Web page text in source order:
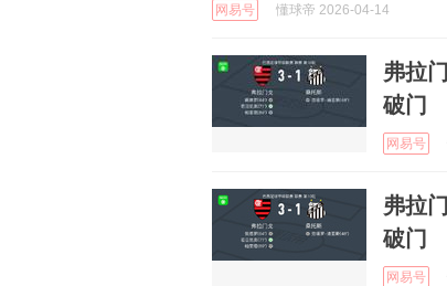
网易号 懂球帝 2026-04-14
弗拉
破门
网易号
弗拉
破门
网易号